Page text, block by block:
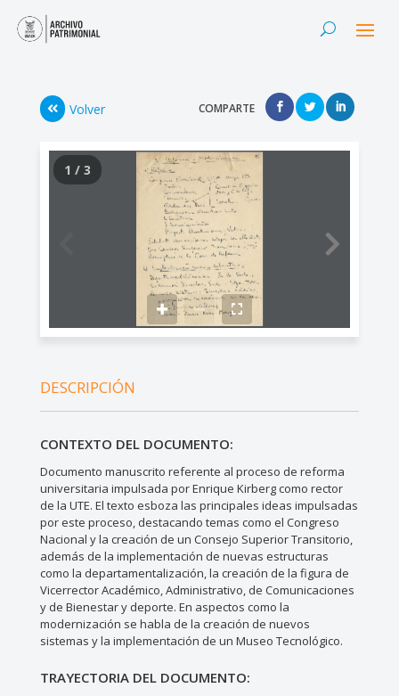
Volver COMPARTE
1 / 3
DESCRIPCIÓN
CONTEXTO DEL DOCUMENTO:
Documento manuscrito referente al proceso de reforma
universitaria impulsada por Enrique Kirberg como rector
de la UTE. El texto esboza las principales ideas impulsadas
por este proceso, destacando temas como el Congreso
Nacional y la creación de un Consejo Superior Transitorio,
además de la implementación de nuevas estructuras
como la departamentalización, la creación de la figura de
Vicerrector Académico, Administrativo, de Comunicaciones
y de Bienestar y deporte. En aspectos como la
modernización se habla de la creación de nuevos
sistemas y la implementación de un Museo Tecnológico.
TRAYECTORIA DEL DOCUMENTO: